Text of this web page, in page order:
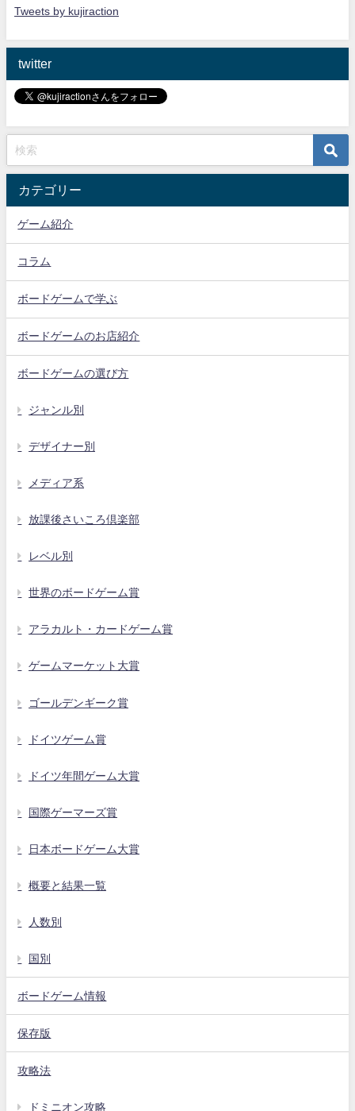
Tweets by kujiraction
twitter
カテゴリー
ゲーム紹介
コラム
ボードゲームで学ぶ
ボードゲームのお店紹介
ボードゲームの選び方
ジャンル別
デザイナー別
メディア系
放課後さいころ倶楽部
レベル別
世界のボードゲーム賞
アラカルト・カードゲーム賞
ゲームマーケット大賞
ゴールデンギーク賞
ドイツゲーム賞
ドイツ年間ゲーム大賞
国際ゲーマーズ賞
日本ボードゲーム大賞
概要と結果一覧
人数別
国別
ボードゲーム情報
保存版
攻略法
ドミニオン攻略